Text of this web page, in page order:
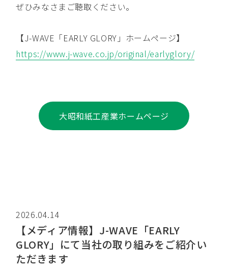
ぜひみなさまご聴取ください。
【J-WAVE「EARLY GLORY」ホームページ】
https://www.j-wave.co.jp/original/earlyglory/
大昭和紙工産業ホームページ
2026.04.14
【メディア情報】J-WAVE「EARLY
GLORY」にて当社の取り組みをご紹介い
ただきます